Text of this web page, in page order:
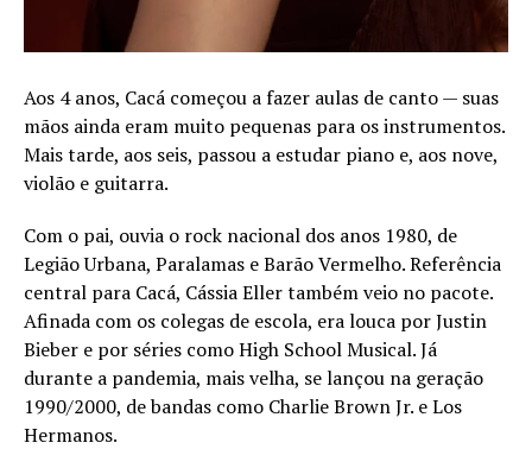
Aos 4 anos, Cacá começou a fazer aulas de canto — suas
mãos ainda eram muito pequenas para os instrumentos.
Mais tarde, aos seis, passou a estudar piano e, aos nove,
violão e guitarra.
Com o pai, ouvia o rock nacional dos anos 1980, de
Legião Urbana, Paralamas e Barão Vermelho. Referência
central para Cacá, Cássia Eller também veio no pacote.
Afinada com os colegas de escola, era louca por Justin
Bieber e por séries como High School Musical. Já
durante a pandemia, mais velha, se lançou na geração
1990/2000, de bandas como Charlie Brown Jr. e Los
Hermanos.